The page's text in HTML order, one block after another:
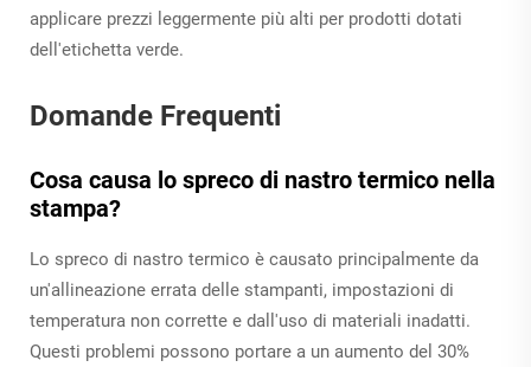
applicare prezzi leggermente più alti per prodotti dotati
dell'etichetta verde.
Domande Frequenti
Cosa causa lo spreco di nastro termico nella
stampa?
Lo spreco di nastro termico è causato principalmente da
un'allineazione errata delle stampanti, impostazioni di
temperatura non corrette e dall'uso di materiali inadatti.
Questi problemi possono portare a un aumento del 30%